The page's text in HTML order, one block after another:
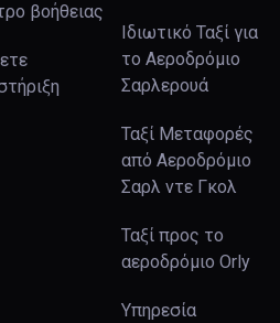
βοήθειας
Ιδιωτικό Ταξί για
το Αεροδρόμιο
Σαρλερουά
Ταξί Μεταφορές
από Αεροδρόμιο
Σαρλ ντε Γκολ
Ταξί προς το
αεροδρόμιο Orly
Υπηρεσία